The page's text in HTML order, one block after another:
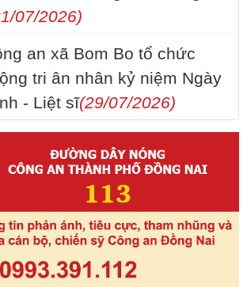
07/2026)
an xã Bom Bo tổ chức
tri ân nhân kỷ niệm Ngày
- Liệt sĩ(29/07/2026)